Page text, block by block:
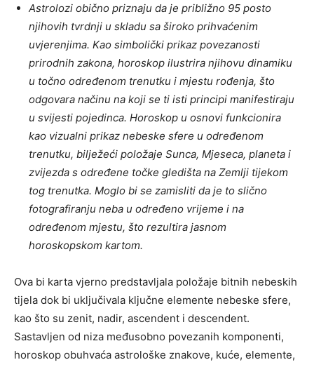
Astrolozi obično priznaju da je približno 95 posto
njihovih tvrdnji u skladu sa široko prihvaćenim
uvjerenjima. Kao simbolički prikaz povezanosti
prirodnih zakona, horoskop ilustrira njihovu dinamiku
u točno određenom trenutku i mjestu rođenja, što
odgovara načinu na koji se ti isti principi manifestiraju
u svijesti pojedinca. Horoskop u osnovi funkcionira
kao vizualni prikaz nebeske sfere u određenom
trenutku, bilježeći položaje Sunca, Mjeseca, planeta i
zvijezda s određene točke gledišta na Zemlji tijekom
tog trenutka. Moglo bi se zamisliti da je to slično
fotografiranju neba u određeno vrijeme i na
određenom mjestu, što rezultira jasnom
horoskopskom kartom.
Ova bi karta vjerno predstavljala položaje bitnih nebeskih
tijela dok bi uključivala ključne elemente nebeske sfere,
kao što su zenit, nadir, ascendent i descendent.
Sastavljen od niza međusobno povezanih komponenti,
horoskop obuhvaća astrološke znakove, kuće, elemente,